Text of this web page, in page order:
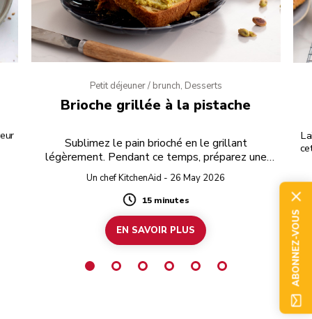
Petit déjeuner / brunch, Desserts
Brioche grillée à la pistache
Sublimez le pain brioché en le grillant
légèrement. Pendant ce temps, préparez une
délicieuse pâte à tartiner à la pistache et au
chocolat blanc.
Un chef KitchenAid - 26 May 2026
Duration
15 minutes
EN SAVOIR PLUS ABONNEZ-VOUS